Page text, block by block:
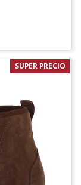
SUPER PRECIO